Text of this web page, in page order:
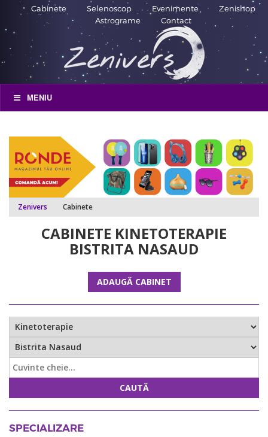
Cabinete Selenoscop Evenimente
Zenishop
Astrograme
Contact
MENIU
Zenivers Cabinete
CABINETE KINETOTERAPIE
BISTRITA NASAUD
ADAUGĂ CABINET
CAUTĂ
SPECIALIZARE